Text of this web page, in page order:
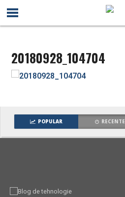
20180928_104704
POPULAR RECENTE